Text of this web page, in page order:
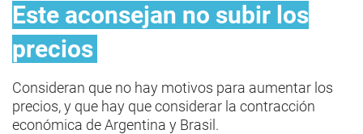
Este aconsejan no subir los
precios
Consideran que no hay motivos para aumentar los
precios, y que hay que considerar la contracción
económica de Argentina y Brasil.